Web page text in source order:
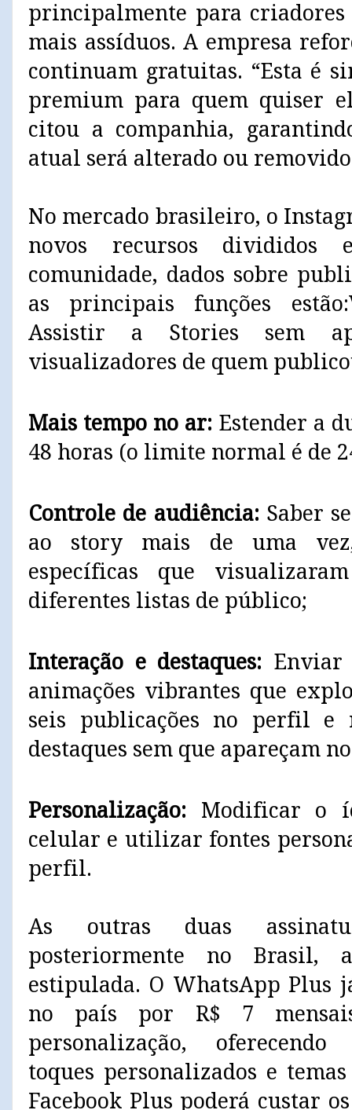
principalmente para criadores
mais assíduos. A empresa
continuam gratuitas. “Esta é
premium para quem quiser
citou a companhia,
atual será alterado ou
No mercado brasileiro, o
novos recursos divididos
comunidade, dados sobre
as principais funções
Assistir a Stories sem
visualizadores de quem
Mais tempo no ar: Estender a
48 horas (o limite normal é de
Controle de audiência: Saber
ao story mais de uma
específicas que
diferentes listas de público;
Interação e destaques: Enviar
animações vibrantes que
seis publicações no perfil e
destaques sem que apareçam
Personalização: Modificar o
celular e utilizar fontes
perfil.
As outras duas
posteriormente no Brasil,
estipulada. O WhatsApp Plus
no país por R$ 7
personalização,
toques personalizados e
Facebook Plus poderá custar